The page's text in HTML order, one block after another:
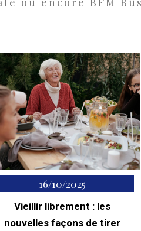
16/10/2025
Vieillir librement : les
nouvelles façons de tirer